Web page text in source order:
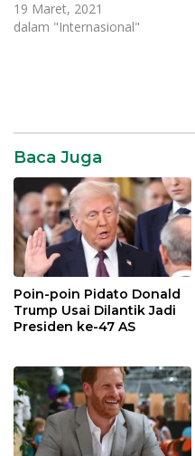
terhadap seorang jurnalis
Associated Press yang
selama tiga tahun. Thein
Zaw, 32, adalah satu dari
sembilan pekerja media
yang ditahan selama
protes pada 27…
19 Maret, 2021
dalam "Internasional"
Baca Juga
Poin-poin Pidato Donald
Trump Usai Dilantik Jadi
Presiden ke-47 AS